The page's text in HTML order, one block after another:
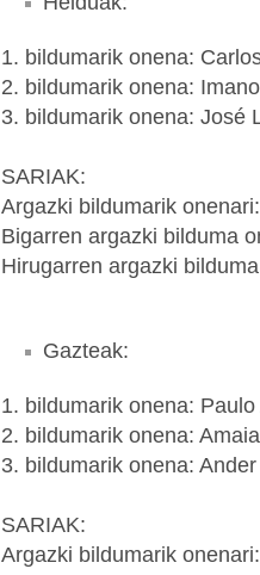
1. bildumarik onena:
2. bildumarik onena:
3. bildumarik onena: José
SARIAK:
Argazki bildumarik
Bigarren argazki bilduma
Hirugarren argazki
Gazteak:
1. bildumarik onena: Paulo
2. bildumarik onena:
3. bildumarik onena:
SARIAK:
Argazki bildumarik